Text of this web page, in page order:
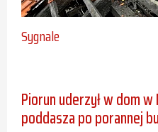
Sygnale
Piorun uderzył w dom
poddasza po porannej